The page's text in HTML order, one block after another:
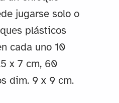
jugarse solo o
plásticos
cada uno 10
x 7 cm, 60
dim. 9 x 9 cm.